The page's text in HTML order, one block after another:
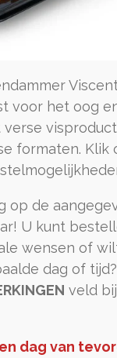
voor het oog
formaten. Klik
op de
U kunt
wensen of
dag of
veld
dag van